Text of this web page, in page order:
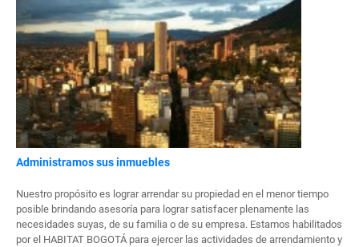
Administramos sus inmuebles
Nuestro propósito es lograr arrendar su propiedad en el menor tiempo
posible brindando asesoría para lograr satisfacer plenamente las
necesidades suyas, de su familia o de su empresa. Estamos habilitados
por el HABITAT BOGOTÁ para ejercer las actividades de arrendamiento y